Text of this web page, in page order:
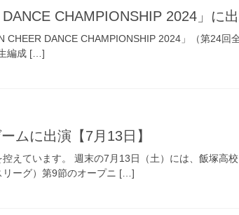
CHAMPIONSHIP 2024」に
CHEER DANCE CHAMPIONSHIP 2024」（第24回
編成 […]
ムに出演【7月13日】
えています。 週末の7月13日（土）には、飯塚高
リーグ）第9節のオープニ […]